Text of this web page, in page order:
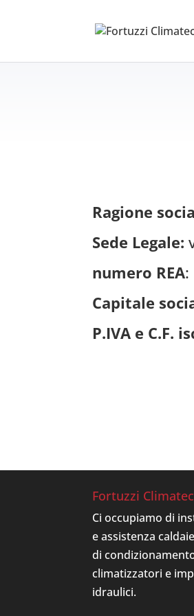
Ragione
Sede Legale:
numero REA:
Capitale
P.IVA e C.F.
Fortuzzi
Ci occupiamo di
e assistenza
di
climatizzatori e
idraulici.